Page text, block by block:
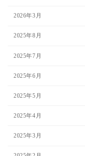
2026年3月
2025年8月
2025年7月
2025年6月
2025年5月
2025年4月
2025年3月